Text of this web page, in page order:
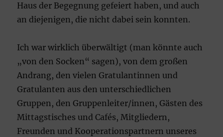
Haus der Begegnung gefeiert haben, und auch
an diejenigen, die nicht dabei sein konnten.
Ich war wirklich überwältigt (man könnte auch
„von den Socken“ sagen), von dem großen
Andrang, den vielen Gratulantinnen und
Gratulanten aus den unterschiedlichen
Gruppen, den Gruppenleiter/innen, Gästen des
Mittagstisches und Cafés, Mitgliedern,
Freunden und Kooperationspartnern unseres